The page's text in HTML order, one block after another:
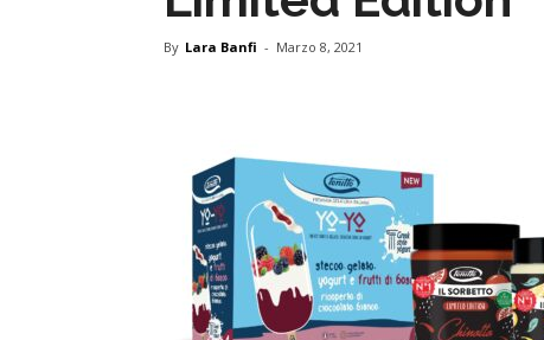
By Lara Banfi - Marzo 8, 2021